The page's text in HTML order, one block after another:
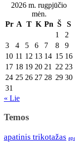
2026 m. rugpjūčio
mėn.
Pr A T K Pn Š
S
1
2
3
4 5 6 7 8
9
10 11 12 13 14 15 16
17 18 19 20 21 22 23
24 25 26 27 28 29 30
31
« Lie
Temos
apatinis trikotažas